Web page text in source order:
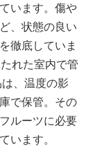
います。傷や
、状態の良い
徹底していま
れた室内で管
、温度の影
で保管。その
ルーツに必要
います。